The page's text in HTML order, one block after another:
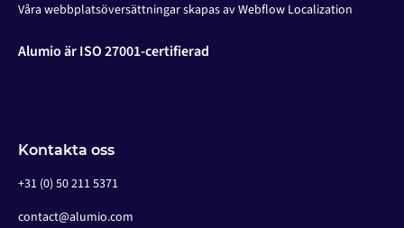
Våra webbplatsöversättningar skapas av Webflow Localization
Alumio är ISO 27001-certifierad
Kontakta oss
+31 (0) 50 211 5371
contact@alumio.com